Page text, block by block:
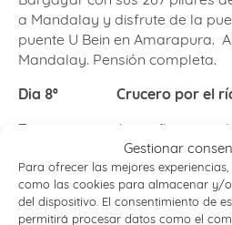
Gestionar
Para ofrecer las mejores
como las cookies para almacenar y/
del dispositivo. El consentimiento de
permitirá procesar datos como el
a Mandalay y disfrute de la
puente U Bein en Amarapura.
Mandalay. Pensión completa.
Dia 8º
Crucero por el
Temprano por la mañana,
para el crucero por el río a
los paisajes maravillosos
puede dejar en algunos
pasajeros locales arriba y